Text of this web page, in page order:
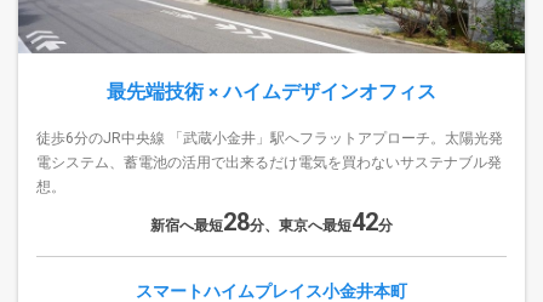
最先端技術 × ハイムデザインオフィス
徒歩6分のJR中央線 「武蔵小金井」駅へフラットアプローチ。太陽光発
電システム、蓄電池の活用で出来るだけ電気を買わないサステナブル発
想。
新宿へ最短28分、東京へ最短42分
スマートハイムプレイス小金井本町